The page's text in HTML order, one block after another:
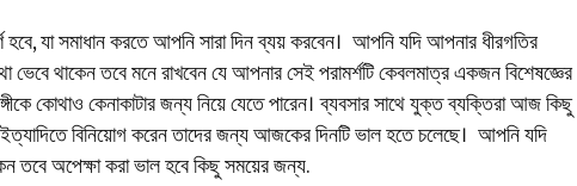
যা সমাধান করতে আপনি সারা দিন ব্যয় করবেন। আপনি যদি আপনার ধীরগতির
ভেবে থাকেন তবে মনে রাখবেন যে আপনার সেই পরামর্শটি কেবলমাত্র একজন বিশেষজ্ঞের
কোথাও কেনাকাটার জন্য নিয়ে যেতে পারেন। ব্যবসার সাথে যুক্ত ব্যক্তিরা আজ কিছু
ইত্যাদিতে বিনিয়োগ করেন তাদের জন্য আজকের দিনটি ভাল হতে চলেছে। আপনি যদি
অপেক্ষা করা ভাল হবে কিছু সময়ের জন্য.